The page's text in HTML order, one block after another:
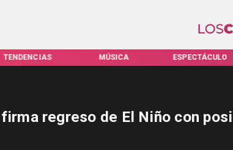
TENDENCIAS MÚSICA ESPECTÁCULO
regreso de El Niño con